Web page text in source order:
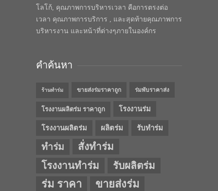
โลโก้, คุณภาพการบริหารเวลา คือการตรงต่อ
เวลา คุณภาพการบริการ , และสุดท้ายคุณภาพการ
บริหารงาน และหน้าที่ต่างๆภายในองค์กร
คำค้นหา
ร้านทำร่ม ขายส่งร่มราคาถูก ร่มพับราคาส่ง
โรงงานผลิตร่ม ราคาถูก โรงงานร่ม
โรงงานผลิตร่ม ผลิตร่ม รับทำร่ม
ทำร่ม
สั่งทำร่ม
โรงงานทำร่ม
รับผลิตร่ม
ร่ม ราคา ขายส่งร่ม